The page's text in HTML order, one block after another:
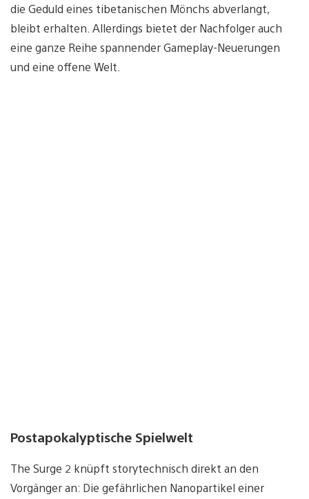
die Geduld eines tibetanischen Mönchs abverlangt,
bleibt erhalten. Allerdings bietet der Nachfolger auch
eine ganze Reihe spannender Gameplay-Neuerungen
und eine offene Welt.
Postapokalyptische Spielwelt
The Surge 2 knüpft storytechnisch direkt an den
Vorgänger an: Die gefährlichen Nanopartikel einer